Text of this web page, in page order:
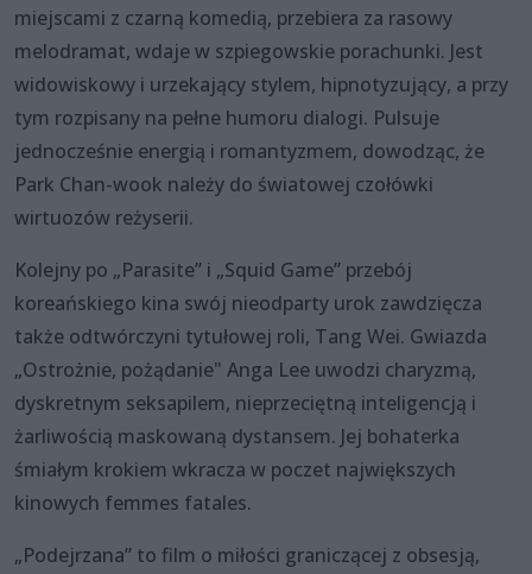
miejscami z czarną komedią, przebiera za rasowy
melodramat, wdaje w szpiegowskie porachunki. Jest
widowiskowy i urzekający stylem, hipnotyzujący, a przy
tym rozpisany na pełne humoru dialogi. Pulsuje
jednocześnie energią i romantyzmem, dowodząc, że
Park Chan-wook należy do światowej czołówki
wirtuozów reżyserii.
Kolejny po „Parasite” i „Squid Game” przebój
koreańskiego kina swój nieodparty urok zawdzięcza
także odtwórczyni tytułowej roli, Tang Wei. Gwiazda
„Ostrożnie, pożądanie" Anga Lee uwodzi charyzmą,
dyskretnym seksapilem, nieprzeciętną inteligencją i
żarliwością maskowaną dystansem. Jej bohaterka
śmiałym krokiem wkracza w poczet największych
kinowych femmes fatales.
„Podejrzana” to film o miłości graniczącej z obsesją,